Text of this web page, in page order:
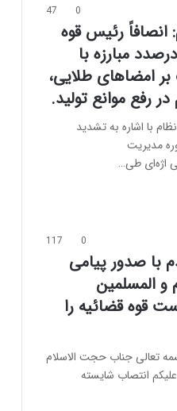
0
47
انصافاً رئیس قوه
مبارزه با
امضا‌های طلایی،
رفع موانع تولید.
با اشاره به تشدید
مدیریت
اژه‌ای طی…
0
117
با صدور پیامی
المسلمین
قوه قضائیه را
تعالی جناب حجت الاسلام
انتصاب شایسته